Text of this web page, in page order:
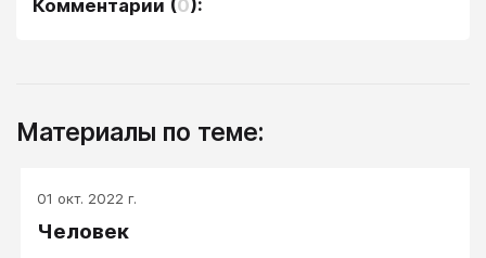
Комментарии (0):
Материалы по теме:
01 окт. 2022 г.
Человек